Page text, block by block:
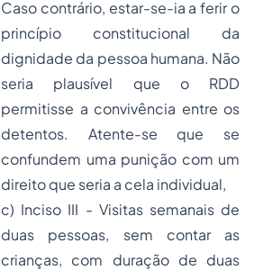
Caso contrário, estar-se-ia a ferir o
princípio constitucional da
dignidade da pessoa humana. Não
seria plausível que o RDD
permitisse a convivência entre os
detentos. Atente-se que se
confundem uma punição com um
direito que seria a cela individual,
c) Inciso III - Visitas semanais de
duas pessoas, sem contar as
crianças, com duração de duas